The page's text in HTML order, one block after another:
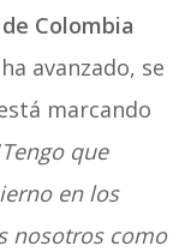
Colombia
avanzado, se
marcando
Tengo que
en los
nosotros como